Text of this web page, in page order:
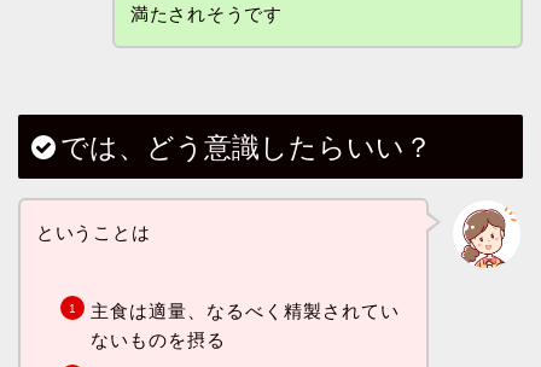
満たされそうです
では、どう意識したらいい？
ということは
主食は適量、なるべく精製されてい
ないものを摂る